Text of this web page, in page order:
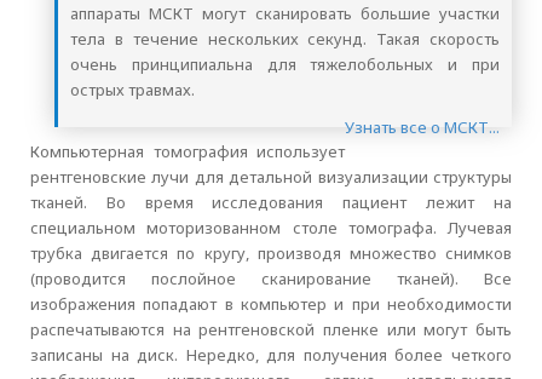
аппараты МСКТ могут сканировать большие участки
тела в течение нескольких секунд. Такая скорость
очень принципиальна для тяжелобольных и при
острых травмах.
Узнать все о МСКТ...
Компьютерная томография использует
рентгеновские лучи для детальной визуализации структуры
тканей. Во время исследования пациент лежит на
специальном моторизованном столе томографа. Лучевая
трубка двигается по кругу, производя множество снимков
(проводится послойное сканирование тканей). Все
изображения попадают в компьютер и при необходимости
распечатываются на рентгеновской пленке или могут быть
записаны на диск. Нередко, для получения более четкого